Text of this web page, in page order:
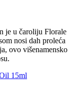
je u čaroliju Florale
nosi dah proleća
ovo višenamensko